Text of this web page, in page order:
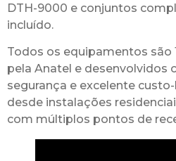
DTH-9000 e conjuntos
incluído.
Todos os equipamentos são
pela Anatel e desenvolvidos
segurança e excelente
desde instalações
com múltiplos pontos de